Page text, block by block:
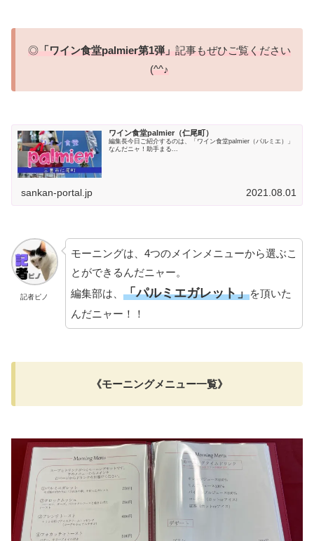
◎「ワイン食堂palmier第1弾」 記事もぜひご覧ください
(^^♪
ワイン食堂palmier（仁尾町）
編集長今日ご紹介するのは、「ワイン食堂palmier（パルミエ）」
なんだニャ！助手まる...
sankan-portal.jp 2021.08.01
記者ピノ
モーニングは、4つのメインメニューから選ぶこ
とができるんだニャー。
編集部は、 「パルミエガレット」を頂いた
んだニャー！！
《モーニングメニュー一覧》